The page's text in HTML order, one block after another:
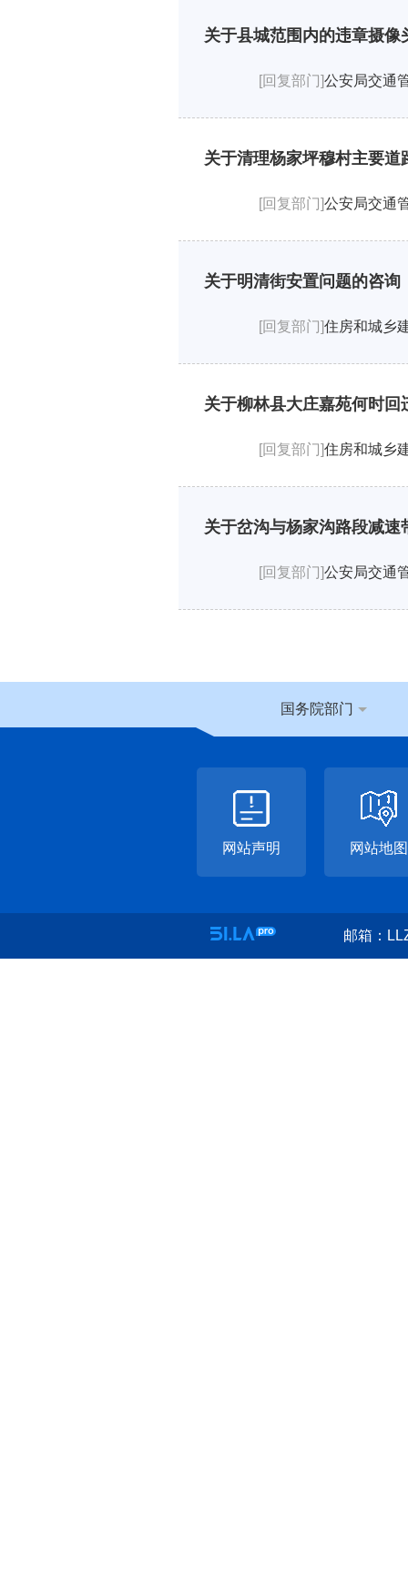
关于县城范围内的违章摄
[回复部门]公安局交通
关于清理杨家坪穆村主要道
[回复部门]公安局交通
关于明清街安置问题的咨询
[回复部门]住房和城乡
关于柳林县大庄嘉苑何时回
[回复部门]住房和城乡
关于岔沟与杨家沟路段减速
[回复部门]公安局交通
国务院部门
网站声明 网站地图
邮箱：